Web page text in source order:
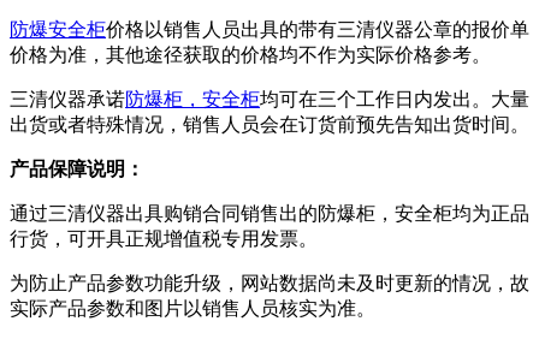
防爆安全柜价格以销售人员出具的带有三清仪器公章的报价单
价格为准，其他途径获取的价格均不作为实际价格参考。
三清仪器承诺防爆柜，安全柜均可在三个工作日内发出。大量
出货或者特殊情况，销售人员会在订货前预先告知出货时间。
产品保障说明：
通过三清仪器出具购销合同销售出的防爆柜，安全柜均为正品
行货，可开具正规增值税专用发票。
为防止产品参数功能升级，网站数据尚未及时更新的情况，故
实际产品参数和图片以销售人员核实为准。